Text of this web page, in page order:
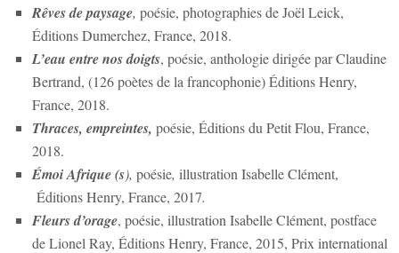
Rêves de paysage, poésie, photographies de Joël Leick,
Éditions Dumerchez, France, 2018.
L’eau entre nos doigts, poésie, anthologie dirigée par Claudine
Bertrand, (126 poètes de la francophonie) Éditions Henry,
France, 2018.
Thraces, empreintes, poésie, Éditions du Petit Flou, France,
2018.
Émoi Afrique (s), poésie, illustration Isabelle Clément,
Éditions Henry, France, 2017.
Fleurs d’orage, poésie, illustration Isabelle Clément, postface
de Lionel Ray, Éditions Henry, France, 2015, Prix international